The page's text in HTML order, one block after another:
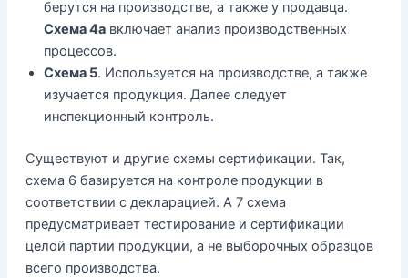
берутся на производстве, а также у продавца.
Схема 4авключает анализ производственных
процессов.
Схема 5. Используется на производстве, а также
изучается продукция. Далее следует
инспекционный контроль.
Существуют и другие схемы сертификации. Так,
схема 6 базируется на контроле продукции в
соответствии с декларацией. А 7 схема
предусматривает тестирование и сертификации
целой партии продукции, а не выборочных образцов
всего производства.